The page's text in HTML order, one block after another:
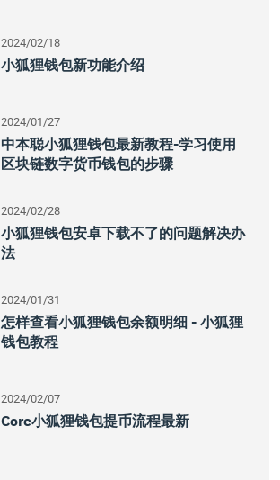
2024/02/18
小狐狸钱包新功能介绍
2024/01/27
中本聪小狐狸钱包最新教程-学习使用
区块链数字货币钱包的步骤
2024/02/28
小狐狸钱包安卓下载不了的问题解决办
法
2024/01/31
怎样查看小狐狸钱包余额明细 - 小狐狸
钱包教程
2024/02/07
Core小狐狸钱包提币流程最新